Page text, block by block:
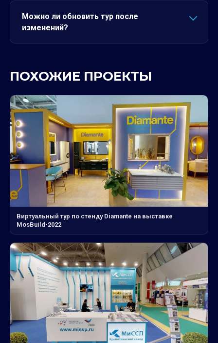
Можно ли обновить тур после
изменений?
ПОХОЖИЕ ПРОЕКТЫ
Виртуальный тур по стенду Diamante на выставке
MosBuild-2022